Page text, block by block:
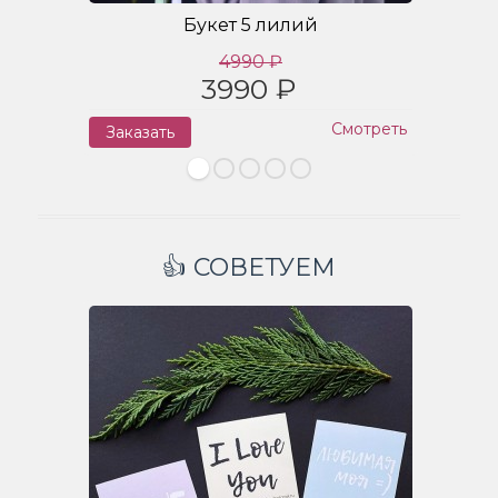
Букет 5 лилий
4990 ₽
3990 ₽
Заказать Смотреть
👍 СОВЕТУЕМ